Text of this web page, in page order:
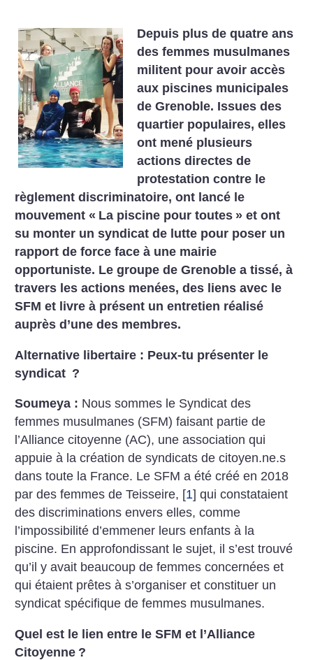
Depuis plus de quatre ans
des femmes musulmanes
militent pour avoir accès
aux piscines municipales
de Grenoble. Issues des
quartier populaires, elles
ont mené plusieurs
actions directes de
protestation contre le
règlement discriminatoire, ont lancé le
mouvement « La piscine pour toutes » et ont
su monter un syndicat de lutte pour poser un
rapport de force face à une mairie
opportuniste. Le groupe de Grenoble a tissé, à
travers les actions menées, des liens avec le
SFM et livre à présent un entretien réalisé
auprès d’une des membres.
Alternative libertaire : Peux-tu présenter le
syndicat ?
Soumeya : Nous sommes le Syndicat des
femmes musulmanes (SFM) faisant partie de
l’Alliance citoyenne (AC), une association qui
appuie à la création de syndicats de citoyen.ne.s
dans toute la France. Le SFM a été créé en 2018
par des femmes de Teisseire, [1] qui constataient
des discriminations envers elles, comme
l’impossibilité d’emmener leurs enfants à la
piscine. En approfondissant le sujet, il s’est trouvé
qu’il y avait beaucoup de femmes concernées et
qui étaient prêtes à s’organiser et constituer un
syndicat spécifique de femmes musulmanes.
Quel est le lien entre le SFM et l’Alliance
Citoyenne ?